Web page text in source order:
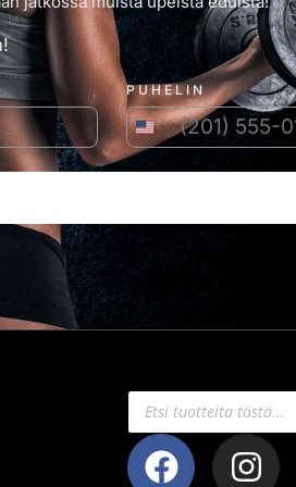
PUHELIN
Yhdysvallat +1